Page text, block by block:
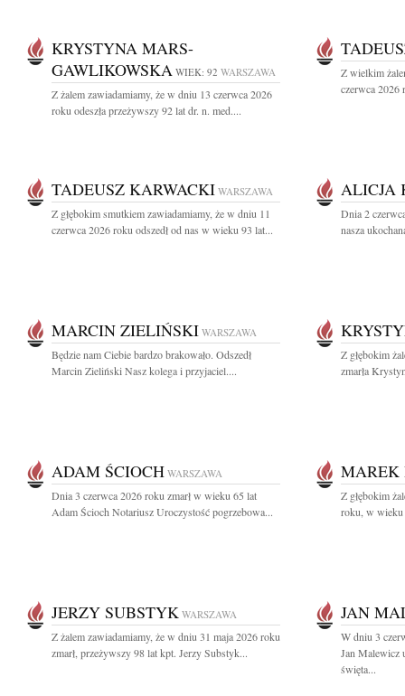
KRYSTYNA MARS-
GAWLIKOWSKA WIEK: 92 WARSZAWA
Z żalem zawiadamiamy, że w dniu 13 czerwca 2026
roku odeszła przeżywszy 92 lat dr. n. med....
Z wielkim
czerwca 2026
TADEUSZ KARWACKI WARSZAWA
Z głębokim smutkiem zawiadamiamy, że w dniu 11
czerwca 2026 roku odszedł od nas w wieku 93 lat...
ALICJA
Dnia 2
nasza
MARCIN ZIELIŃSKI WARSZAWA
Będzie nam Ciebie bardzo brakowało. Odszedł
Marcin Zieliński Nasz kolega i przyjaciel....
Z głębokim
zmarła
ADAM ŚCIOCH WARSZAWA
Dnia 3 czerwca 2026 roku zmarł w wieku 65 lat
Adam Ścioch Notariusz Uroczystość pogrzebowa...
MAREK
Z głębokim
roku, w wieku
JERZY SUBSTYK WARSZAWA
Z żalem zawiadamiamy, że w dniu 31 maja 2026 roku
zmarł, przeżywszy 98 lat kpt. Jerzy Substyk...
JAN
W dniu 3
Jan Malewicz
święta...